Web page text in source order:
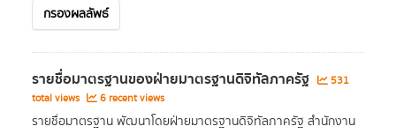
กรองผลลัพธ์
รายชื่อมาตรฐานของฝ่ายมาตรฐานดิจิทัลภาครัฐ
531
total views
6 recent views
รายชื่อมาตรฐาน พัฒนาโดยฝ่ายมาตรฐานดิจิทัลภาครัฐ สำนักงาน